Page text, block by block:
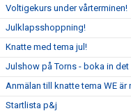
Voltigekurs under vårterminen!
Julklapsshoppning!
Knatte med tema jul!
Julshow på Torns - boka in det
Anmälan till knatte tema WE är
Startlista p&j